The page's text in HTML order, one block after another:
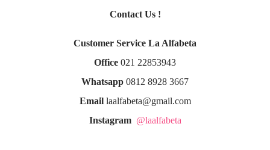
Contact Us !
Customer Service La Alfabeta
Office 021 22853943
Whatsapp 0812 8928 3667
Emaillaalfabeta@gmail.com
Instagram @laalfabeta